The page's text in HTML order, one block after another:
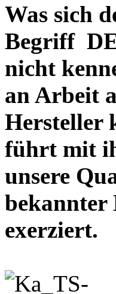
Was sich
Begriff
nicht
an Arbeit
Hersteller
führt mit
unsere
bekannter